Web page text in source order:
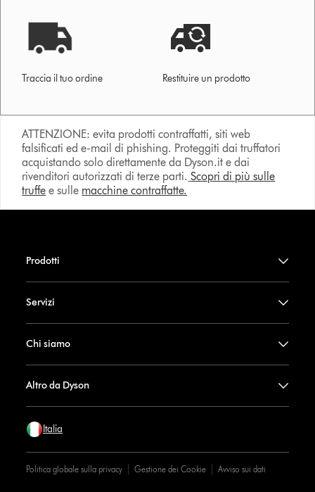
Traccia il tuo ordine Restituire un prodotto
ATTENZIONE: evita prodotti contraffatti, siti web
falsificati ed e-mail di phishing. Proteggiti dai truffatori
acquistando solo direttamente da Dyson.it e dai
rivenditori autorizzati di terze parti. Scopri di più sulle
truffe e sulle macchine contraffatte.
Prodotti
Servizi
Chi siamo
Altro da Dyson
Italia
Politica globale sulla privacy Gestione dei Cookie Avviso sui dati